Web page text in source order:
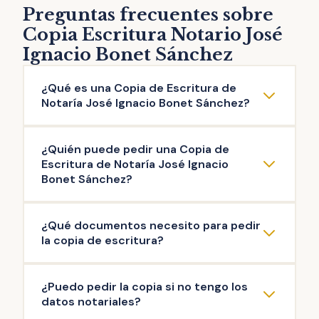
Preguntas frecuentes sobre
Copia Escritura Notario José
Ignacio Bonet Sánchez
¿Qué es una Copia de Escritura de
Notaría José Ignacio Bonet Sánchez?
Bonet Sánchez es una reproducción literal
del contenido de una escritura original
público firmado en esta Notaría: escritura de
compraventa, de hipoteca, testamento,
herencia, poder de representación,
escrituras de operaciones societarias, entre
otras.
¿Quién puede pedir una Copia de
Escritura de Notaría José Ignacio
Bonet Sánchez?
Notaría José Ignacio Bonet Sánchez las
personas que intervinieron en la misma, así
como aquellas que acrediten un interés
legítimo (ej: herederos del propietario). Es el
Notario quien decide si existe interés legítimo
¿Qué documentos necesito para pedir
la copia de escritura?
trámite de copia de escritura de Notaría
José Ignacio Bonet Sánchez es: copia de tu
¿Puedo pedir la copia si no tengo los
datos notariales?